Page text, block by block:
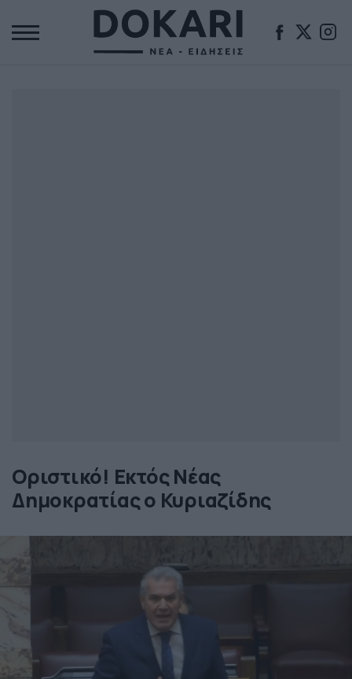
Οριστικό! Εκτός Νέας
Δημοκρατίας ο Κυριαζίδης